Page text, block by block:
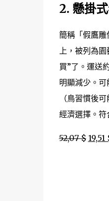
2. 懸掛
簡稱「假鷹
上，被列為
買”了。運送
明顯減少。
（鳥習慣後
經濟選擇。符
52,07 $ 19,51